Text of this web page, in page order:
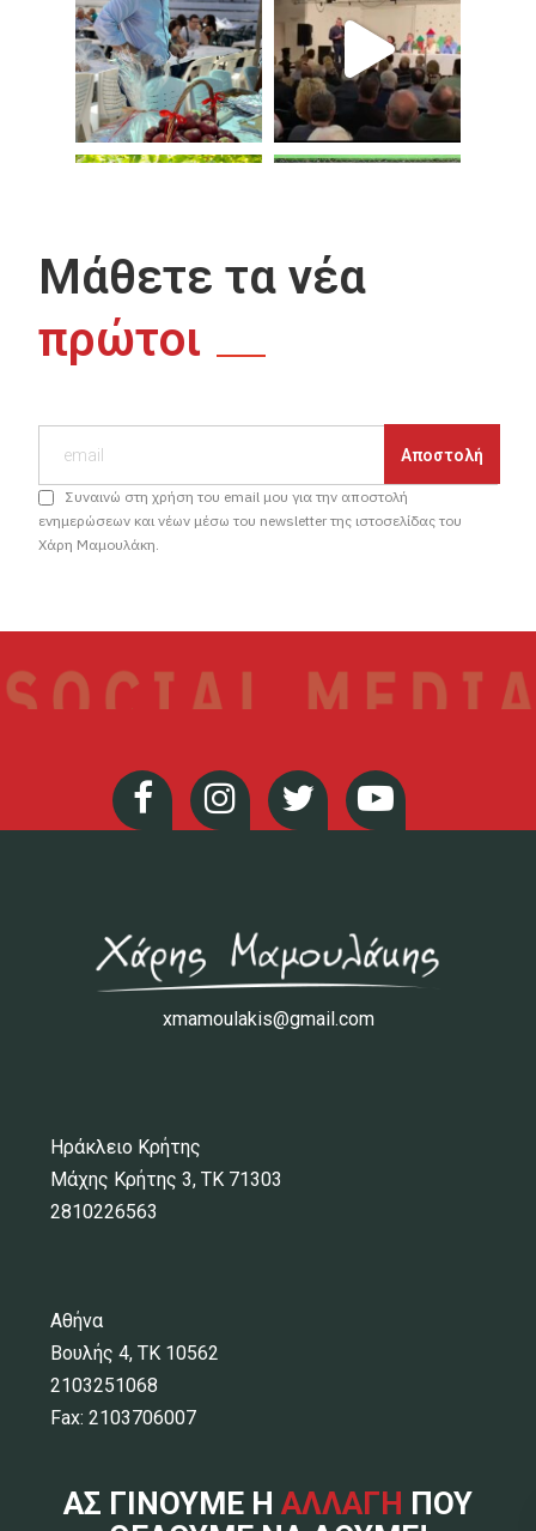
Μάθετε τα νέα
πρώτοι
Συναινώ στη χρήση του email μου για την αποστολή
ενημερώσεων και νέων μέσω του newsletter της ιστοσελίδας του
Χάρη Μαμουλάκη.
xmamoulakis@gmail.com
Ηράκλειο Κρήτης
Μάχης Κρήτης 3, ΤΚ 71303
2810226563
Αθήνα
Βουλής 4, ΤΚ 10562
2103251068
Fax: 2103706007
ΑΣ ΓΙΝΟΥΜΕ Η ΑΛΛΑΓΗ ΠΟΥ